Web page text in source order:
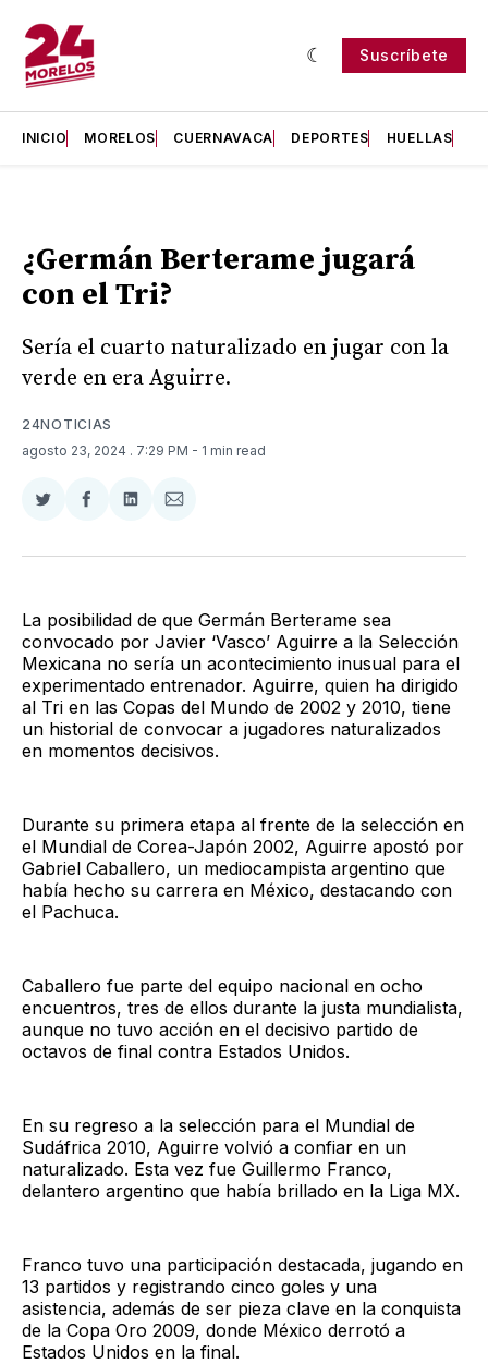
Suscríbete
INICIO MORELOS CUERNAVACA DEPORTES HUELLAS
¿Germán Berterame jugará
con el Tri?
Sería el cuarto naturalizado en jugar con la
verde en era Aguirre.
24NOTICIAS
agosto 23, 2024 . 7:29 PM - 1 min read
Compartir
Twitter
Compartir
Facebook
Compartir
LinkedIn
Compartir
Email
La posibilidad de que Germán Berterame sea
convocado por Javier ‘Vasco’ Aguirre a la Selección
Mexicana no sería un acontecimiento inusual para el
experimentado entrenador. Aguirre, quien ha dirigido
al Tri en las Copas del Mundo de 2002 y 2010, tiene
un historial de convocar a jugadores naturalizados
en momentos decisivos.
Durante su primera etapa al frente de la selección en
el Mundial de Corea-Japón 2002, Aguirre apostó por
Gabriel Caballero, un mediocampista argentino que
había hecho su carrera en México, destacando con
el Pachuca.
Caballero fue parte del equipo nacional en ocho
encuentros, tres de ellos durante la justa mundialista,
aunque no tuvo acción en el decisivo partido de
octavos de final contra Estados Unidos.
En su regreso a la selección para el Mundial de
Sudáfrica 2010, Aguirre volvió a confiar en un
naturalizado. Esta vez fue Guillermo Franco,
delantero argentino que había brillado en la Liga MX.
Franco tuvo una participación destacada, jugando en
13 partidos y registrando cinco goles y una
asistencia, además de ser pieza clave en la conquista
de la Copa Oro 2009, donde México derrotó a
Estados Unidos en la final.